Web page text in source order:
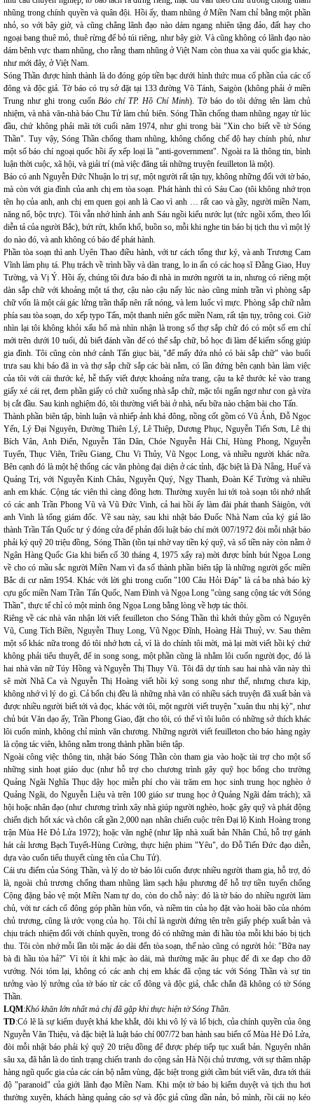
nhũng trong chính quyền và quân đội. Hồi ấy, tham nhũng ở Miền Nam chỉ bằng một phần
nhỏ, so với bây giờ, và cũng chẳng lãnh đạo nào dám ngang nhiên tặng đảo, đất hay cho
ngoại bang thuê mỏ, thuê rừng để bỏ túi riêng, như bây giờ. Và cũng không có lãnh đạo nào
dám bênh vực tham nhũng, cho rằng tham nhũng ở Việt Nam còn thua xa vài quốc gia khác,
như mới đây, ở Việt Nam.
Sóng Thần được hình thành là do đóng góp tiền bạc dưới hình thức mua cổ phần của các cổ
đông và độc giả. Tờ báo có trụ sở đặt tại 133 đường Võ Tánh, Saigòn (không phải ở miền
Trung như ghi trong cuốnBáo chí TP. Hồ Chí Minh). Tờ báo do tôi dứng tên làm chủ
nhiệm, và nhà văn-nhà báo Chu Tử làm chủ biên. Sóng Thần chống tham nhũng ngay từ lúc
đầu, chứ không phải mãi tới cuối năm 1974, như ghi trong bài "Xin cho biết về tờ Sóng
Thần". Tuy vậy, Sóng Thần chống tham nhũng, không chống chế độ hay chính phủ, như
một số báo chí ngoại quốc hồi ấy xếp loại là "anti-government". Ngoài ra là thông tin, bình
luận thời cuộc, xã hội, và giải trí (mà việc đăng tải những truyện feuilleton là một).
Báo có anh Nguyễn Đức Nhuận lo trị sự, một người rất tận tụy, không những đối với tờ báo,
mà còn với gia đình của anh chị em tòa soạn. Phát hành thì có Sáu Cao (tôi không nhớ trọn
tên họ của anh, anh chị em quen gọi anh là Cao vì anh … rất cao và gầy, người miền Nam,
năng nổ, bộc trực). Tôi vẫn nhớ hình ảnh anh Sáu ngồi kiểu nước lụt (tức ngồi xổm, theo lối
diễn tả của người Bắc), bứt rứt, khốn khổ, buồn so, mỗi khi nghe tin báo bị tịch thu vì một lý
do nào đó, và anh không có báo để phát hành.
Phần tòa soạn thì anh Uyên Thao điều hành, với tư cách tổng thư ký, và anh Trương Cam
Vĩnh làm phụ tá. Phụ trách về trình bầy và dàn trang, lo in ấn có các hoạ sĩ Đằng Giao, Huy
Tường, và Vị Ý. Hồi ấy, chúng tôi đưa báo đi nhà in mướn người ta in, nhưng có riêng một
dàn sắp chữ với khoảng một tá thợ, cậu nào cậu nấy lúc nào cũng mình trần vì phòng sắp
chữ vốn là một cái gác lửng trần thấp nên rất nóng, và lem luốc vì mực. Phòng sắp chữ nằm
phía sau tòa soạn, do xếp typo Tấn, một thanh niên gốc miền Nam, rất tận tụy, trông coi. Giờ
nhìn lại tôi không khỏi xấu hổ mà nhìn nhận là trong số thợ sắp chữ đó có một số em chỉ
mới trên dưới 10 tuổi, đủ biết đánh vần để có thể sắp chữ, bỏ học đi làm để kiếm sống giúp
gia đình. Tôi cũng còn nhớ cảnh Tấn giục bài, "để mấy đứa nhỏ có bài sắp chữ" vào buổi
trưa sau khi báo đã in và thợ sắp chữ sắp các bài nằm, có lần đứng bên cạnh bàn làm việc
của tôi với cái thước kẻ, hễ thấy viết được khoảng nửa trang, cậu ta kê thước kẻ vào trang
giấy xé cái rẹt, đem phần giấy có chữ xuống nhà sắp chữ, mặc tôi ngẩn ngơ như con gà vừa
bị cắt đầu. Sau kinh nghiệm đó, tôi thường viết bài ở nhà, nếu bữa nào chậm bài cho Tấn.
Thành phần biên tập, bình luận và nhiếp ảnh khá đông, nồng cốt gồm có Vũ Ánh, Đỗ Ngọc
Yến, Lý Đại Nguyên, Đường Thiên Lý, Lê Thiệp, Dương Phục, Nguyễn Tiến Sơn, Lê thị
Bích Vân, Anh Điển, Nguyễn Tân Dân, Chóe Nguyễn Hải Chí, Hùng Phong, Nguyễn
Tuyển, Thục Viên, Triều Giang, Chu Vi Thủy, Vũ Ngọc Long, và nhiều người khác nữa.
Bên cạnh đó là một hệ thống các văn phòng đại diện ở các tỉnh, đặc biệt là Đà Nẵng, Huế và
Quảng Trị, với Nguyễn Kinh Châu, Nguyễn Quý, Ngy Thanh, Đoàn Kế Tường và nhiều
anh em khác. Cộng tác viên thì càng đông hơn. Thường xuyên lui tới toà soạn tôi nhớ nhất
có các anh Trần Phong Vũ và Vũ Đức Vinh, cả hai hồi ấy làm đài phát thanh Sàigòn, với
anh Vinh là tổng giám đốc. Về sau này, sau khi nhật báo Đuốc Nhà Nam của ký giả lão
thành Trần Tấn Quốc tự ý đóng cửa để phản đối luật báo chí mới 007/1972 đòi mỗi nhật báo
phải ký quỹ 20 triệu đồng, Sóng Thần (tồn tại nhờ vay tiền ký quỹ, và số tiền này còn nằm ở
Ngân Hàng Quốc Gia khi biến cố 30 tháng 4, 1975 xẩy ra) mời được bỉnh bút Ngọa Long
về cho có mầu sắc người Miền Nam vì đa số thành phần biên tập là những người gốc miền
Bắc di cư năm 1954. Khác với lời ghi trong cuốn "100 Câu Hỏi Đáp" là cả ba nhà báo kỳ
cựu gốc miền Nam Trần Tấn Quốc, Nam Đình và Ngọa Long "cùng sang cộng tác với Sóng
Thần", thực tế chỉ có một mình ông Ngọa Long bằng lòng về hợp tác thôi.
Riêng về các nhà văn nhận lời viết feuilleton cho Sóng Thần thì khởi thủy gồm có Nguyên
Vũ, Cung Tích Biền, Nguyễn Thuỵ Long, Vũ Ngọc Đĩnh, Hoàng Hải Thuỷ, vv. Sau thêm
một số khác nữa trong đó tôi nhớ hơn cả, vì là do chính tôi mời, mà lại mời viết hồi ký chứ
không phải tiểu thuyết, để in song song, một phần cũng là nhằm lôi cuốn người đọc, đó là
hai nhà văn nữ Túy Hồng và Nguyễn Thị Thụy Vũ. Tôi đã dự tính sau hai nhà văn này thì
sẽ mời Nhã Ca và Nguyễn Thị Hoàng viết hồi ký song song như thế, nhưng chưa kịp,
không nhớ vì lý do gì. Cả bốn chị đều là những nhà văn có nhiều sách truyện đã xuất bản và
được nhiều người biết tới và đọc, khác với tôi, một người viết truyện "xuân thu nhị kỳ", như
chủ bút Văn dạo ấy, Trần Phong Giao, đặt cho tôi, có thể vì tôi luôn có những sở thích khác
lôi cuốn mình, không chỉ mình văn chương. Những người viết feuilleton cho báo hàng ngày
là cộng tác viên, không nằm trong thành phần biên tập.
Ngoài công việc thông tin, nhật báo Sóng Thần còn tham gia vào hoặc tài trợ cho một số
những sinh hoạt giáo dục (như hỗ trợ cho chương trình gây quỹ học bổng cho trường
Quảng Ngãi Nghĩa Thục dậy học miễn phí cho vài trăm em học sinh trung học nghèo ở
Quảng Ngãi, do Nguyễn Liệu và trên 100 giáo sư trung học ở Quảng Ngãi đảm trách); xã
hội hoặc nhân đạo (như chương trình xây nhà giúp người nghèo, hoặc gây quỹ và phát động
chiến dịch hốt xác và chôn cất gần 2,000 nạn nhân chiến cuộc trên Đại lộ Kinh Hoàng trong
trận Mùa Hè Đỏ Lửa 1972); hoặc văn nghệ (như lập nhà xuất bản Nhân Chủ, hỗ trợ gánh
hát cải lương Bạch Tuyết-Hùng Cường, thực hiện phim "Yêu", do Đỗ Tiến Đức đạo diễn,
dựa vào cuốn tiểu thuyết cùng tên của Chu Tử).
Cái ưu điểm của Sóng Thần, và lý do tờ báo lôi cuốn được nhiều người tham gia, hỗ trợ, đó
là, ngoài chủ trương chống tham nhũng làm sạch hậu phương để hỗ trợ tiền tuyến chống
Cộng đặng bảo vệ một Miền Nam tự do, còn do chỗ này: đó là tờ báo do nhiều người làm
chủ, với tư cách cổ đông góp phần hùn vốn, và niềm tin của họ đặt vào hoài bão của nhóm
chủ trương, cũng là ước vọng của họ. Tôi chỉ là người đứng tên trên giấy phép xuất bản và
chịu trách nhiệm đối với chính quyền, trong đó có những màn đi hầu tòa mỗi khi báo bị tịch
thu. Tôi còn nhớ mỗi lần tôi mặc áo dài đến tòa soạn, thế nào cũng có người hỏi: "Bữa nay
bà đi hầu tòa hả?" Vì tôi ít khi mặc ào dài, mà thường mặc âu phục để đi xe đạp cho đỡ
vướng. Nói tóm lại, không có các anh chị em khác đã cộng tác với Sóng Thần và sự tin
tưởng vào lý tưởng của tờ báo từ các cổ đông và độc giả, chắc chắn đã không có tờ Sóng
Thần.
LQM:Khó khăn lớn nhất mà chị đã gặp khi thực hiện tờ Sóng Thần.
TD:Có lẽ là sự kiểm duyệt khá khe khắt, đôi khi vô lý và lố bịch, của chính quyền của ông
Nguyễn Văn Thiệu, và đặc biệt là luật báo chí 007/72 ban hành sau biến cố Mùa Hè Đỏ Lửa,
đòi mỗi nhật báo phải ký quỹ 20 triệu đồng để được phép tiếp tục xuất bản. Nguyên nhân
sâu xa, đã hẳn là do tình trạng chiến tranh do cộng sản Hà Nội chủ trương, với sự thâm nhập
hàng ngũ quốc gia của các cán bộ nằm vùng, đặc biệt trong giới cầm bút viết văn, đưa tới thái
độ "paranoid" của giới lãnh đạo Miền Nam. Khi một tờ báo bị kiểm duyệt và tịch thu hơi
thường xuyên, khách hàng quảng cáo sợ và độc giả cũng dần nản, bỏ mình, rồi cái nọ kéo